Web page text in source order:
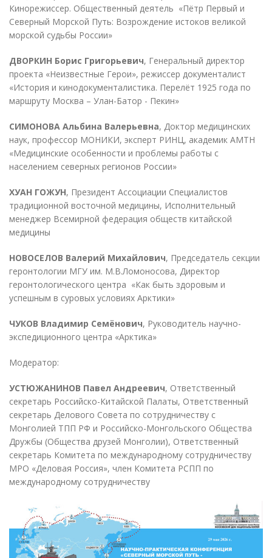
Кинорежиссер. Общественный деятель «Пётр Первый и
Северный Морской Путь: Возрождение истоков великой
морской судьбы России»
ДВОРКИН Борис Григорьевич, Генеральный директор
проекта «Неизвестные Герои», режиссер документалист
«История и кинодокументалистика. Перелёт 1925 года по
маршруту Москва – Улан-Батор - Пекин»
СИМОНОВА Альбина Валерьевна, Доктор медицинских
наук, профессор МОНИКИ, эксперт РИНЦ, академик АМТН
«Медицинские особенности и проблемы работы с
населением северных регионов России»
ХУАН ГОЖУН, Президент Ассоциации Специалистов
традиционной восточной медицины, Исполнительный
менеджер Всемирной федерация обществ китайской
медицины
НОВОСЕЛОВ Валерий Михайлович, Председатель секции
геронтологии МГУ им. М.В.Ломоносова, Директор
геронтологического центра «Как быть здоровым и
успешным в суровых условиях Арктики»
ЧУКОВ Владимир Семёнович, Руководитель научно-
экспедиционного центра «Арктика»
Модератор:
УСТЮЖАНИНОВ Павел Андреевич, Ответственный
секретарь Российско-Китайской Палаты, Ответственный
секретарь Делового Совета по сотрудничеству с
Монголией ТПП РФ и Российско-Монгольского Общества
Дружбы (Общества друзей Монголии), Ответственный
секретарь Комитета по международному сотрудничеству
МРО «Деловая Россия», член Комитета РСПП по
международному сотрудничеству